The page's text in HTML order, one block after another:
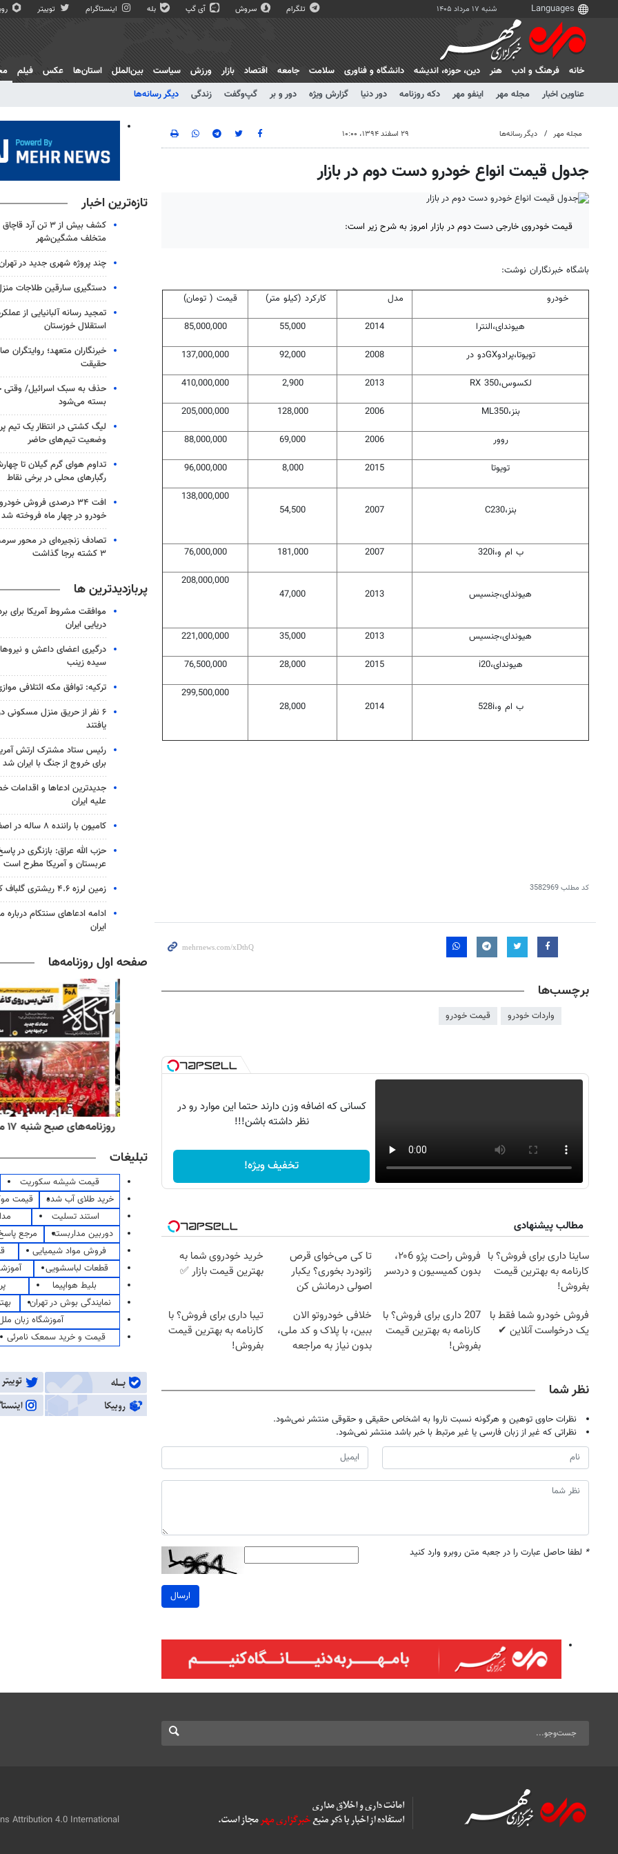
شنبه ۱۷ مرداد ۱۴۰۵ تلگرام سروش آی گپ بله اینستاگرام توییتر
خانه فرهنگ و ادب هنر دين، حوزه، انديشه دانشگاه و فناوری سلامت جامعه اقتصاد بازار ورزش سیاست بین‌الملل استان‌ها عکس فیلم
عناوین اخبار
مجله مهر اینفو مهر دکه روزنامه دور دنیا گزارش ویژه دور و بر گپ‌و‌گفت زندگی دیگر رسانه‌ها
مجله مهر دیگر رسانه‌ها ۲۹ اسفند ۱۳۹۴، ۱۰:۰۰
جدول قیمت انواع خودرو دست دوم در بازار
قیمت خودروی خارجی دست دوم در بازار امروز به شرح زیر است:
باشگاه خبرنگاران نوشت:
خودرو مدل کارکرد (کیلو متر) قیمت ( تومان)
هیوندای،النترا 2014
55,000
85,000,000
تویوتا،پرادوGXدو در 2008
92,000
137,000,000
لکسوس،RX 350 2013
2,900
410,000,000
بنز،ML350 2006
128,000
205,000,000
روور 2006
69,000
88,000,000
تویوتا 2015
8,000
96,000,000
بنز،C230 2007
54,500
138,000,000
ب ام و،320i 2007
181,000
76,000,000
هیوندای،جنسیس 2013
47,000
208,000,000
هیوندای،جنسیس 2013
35,000
221,000,000
هیوندای،i20 2015
28,000
76,500,000
ب ام و،528i 2014
28,000
299,500,000
کد مطلب3582969
برچسب‌ها
واردات خودرو قیمت خودرو
کسانی که اضافه وزن دارند حتما این موارد رو در
نظر داشته باشن!!!
تخفیف ویژه!
مطالب پیشنهادی
ساینا داری برای فروش؟ با
کارنامه به بهترین قیمت
بفروش!
فروش راحت پژو ۲۰6،
بدون کمیسیون و دردسر
تا کی می‌خوای قرص
زانودرد بخوری؟ یکبار
اصولی درمانش کن
خرید خودروی شما به
بهترین قیمت بازار ✅
فروش خودرو شما فقط با
یک درخواست آنلاین ✔
207 داری برای فروش؟ با
کارنامه به بهترین قیمت
بفروش!
خلافی خودروتو الان
ببین، با پلاک و کد ملی،
بدون نیاز به مراجعه
تیبا داری برای فروش؟ با
کارنامه به بهترین قیمت
بفروش!
نظر شما
نظرات حاوی توهین و هرگونه نسبت ناروا به اشخاص حقیقی و حقوقی منتشر نمی‌شود.
نظراتی که غیر از زبان فارسی یا غیر مرتبط با خبر باشد منتشر نمی‌شود.
* لطفا حاصل عبارت را در جعبه متن روبرو وارد کنید
ارسال
تازه‌ترین اخبار
کشف بیش از ۳ تن آرد
متخلف مشگین‌شهر
چند پروژه شهری جدید در
دستگیری سارقین طلاجات
تمجید رسانه آلبانیایی از
استقلال خوزستان
خبرنگاران متعهد؛
حقیقت
حذف به سبک اسرائیل/ وقتی
بسته می‌شود
لیگ کشتی در انتظار یک تیم
وضعیت تیم‌های حاضر
تداوم هوای گرم گیلان تا
رگبارهای محلی در برخی نقاط
خودرو در چهار ماه فروخته شد
تصادف زنجیره‌ای در محور
۳ کشته برجا گذاشت
پربازدیدترین ها
موافقت مشروط آمریکا برای
دریایی ایران
درگیری اعضای داعش و
سیده زینب
ترکیه: توافق مکه ائتلافی
۶ نفر از حریق منزل
یافتند
رئیس ستاد مشترک ارتش
برای خروج از جنگ با ایران شد
جدیدترین ادعاها و اقدامات
علیه ایران
کامیون با راننده ۸ ساله در اصفهان توقیف شد
حزب الله عراق: بازنگری در
عربستان و آمریکا مطرح است
زمین لرزه ۴.۶ ریشتری گلباف کرمان را لرزاند
ادامه ادعاهای سنتکام درباره
ایران
صفحه اول روزنامه‌ها
روزنامه‌های ورزشی شنبه ۱۷ مرداد ۱۴۰۵ روزنامه‌های صبح شنبه ۱۷ مرداد ۱۴۰۵
تبلیغات
قیمت شیشه سکوریت
خرید طلای آب شده
قیمت
استند تسلیت
دوربین مداربسته
مرجع
فروش مواد شیمیایی
قطعات لباسشویی
بلیط هواپیما
نمایندگی بوش در تهران
آموزشگاه زبان
قیمت و خرید سمعک نامرئی
Attribution 4.0 International